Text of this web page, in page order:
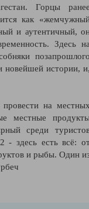
Горцы
как
и аутентичный,
Здесь
новейшей истории,
на
местные
среди
- здесь есть всё:
и рыбы. Один